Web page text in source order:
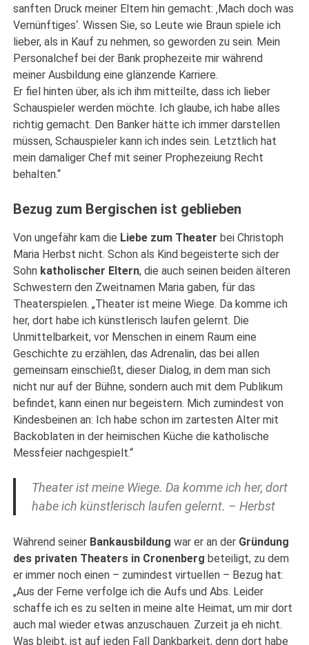
sanften Druck meiner Eltern hin gemacht: ‚Mach doch was
Vernünftiges‘. Wissen Sie, so Leute wie Braun spiele ich
lieber, als in Kauf zu nehmen, so geworden zu sein. Mein
Personalchef bei der Bank prophezeite mir während
meiner Ausbildung eine glänzende Karriere.
Er fiel hinten über, als ich ihm mitteilte, dass ich lieber
Schauspieler werden möchte. Ich glaube, ich habe alles
richtig gemacht. Den Banker hätte ich immer darstellen
müssen, Schauspieler kann ich indes sein. Letztlich hat
mein damaliger Chef mit seiner Prophezeiung Recht
behalten.“
Bezug zum Bergischen ist geblieben
Von ungefähr kam die Liebe zum Theater bei Christoph
Maria Herbst nicht. Schon als Kind begeisterte sich der
Sohn katholischer Eltern, die auch seinen beiden älteren
Schwestern den Zweitnamen Maria gaben, für das
Theaterspielen. „Theater ist meine Wiege. Da komme ich
her, dort habe ich künstlerisch laufen gelernt. Die
Unmittelbarkeit, vor Menschen in einem Raum eine
Geschichte zu erzählen, das Adrenalin, das bei allen
gemeinsam einschießt, dieser Dialog, in dem man sich
nicht nur auf der Bühne, sondern auch mit dem Publikum
befindet, kann einen nur begeistern. Mich zumindest von
Kindesbeinen an: Ich habe schon im zartesten Alter mit
Backoblaten in der heimischen Küche die katholische
Messfeier nachgespielt.“
Theater ist meine Wiege. Da komme ich her, dort
habe ich künstlerisch laufen gelernt. – Herbst
Während seiner Bankausbildung war er an der Gründung
des privaten Theaters in Cronenberg beteiligt, zu dem
er immer noch einen – zumindest virtuellen – Bezug hat:
„Aus der Ferne verfolge ich die Aufs und Abs. Leider
schaffe ich es zu selten in meine alte Heimat, um mir dort
auch mal wieder etwas anzuschauen. Zurzeit ja eh nicht.
Was bleibt, ist auf jeden Fall Dankbarkeit, denn dort habe